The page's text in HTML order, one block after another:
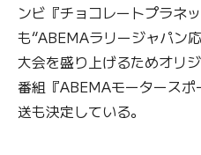
ンビ『チョコレートプラネ
も“ABEMAラリージャパン
大会を盛り上げるためオリ
番組『ABEMAモータース
送も決定している。